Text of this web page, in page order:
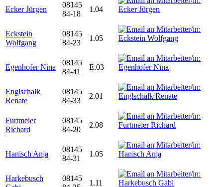
Ecker Jürgen
08145
84-18
1.04
Eckstein
Wolfgang
08145
84-23
1.05
Egenhofer Nina
08145
84-41
E.03
Englschalk
Renate
08145
84-33
2.01
Furtmeier
Richard
08145
84-20
2.08
Hanisch Anja
08145
84-31
1.05
Harkebusch
08145
1.11